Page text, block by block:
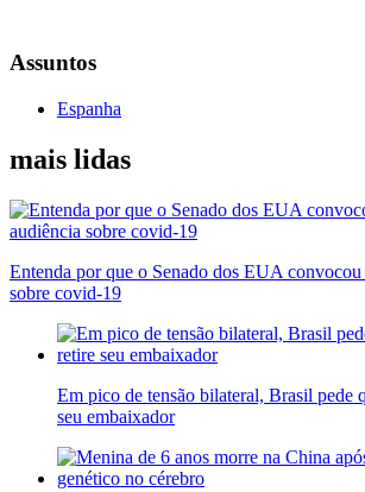
Assuntos
Espanha
mais lidas
Entenda por que o Senado dos EUA
sobre covid-19
Em pico de tensão bilateral, Brasil pede
seu embaixador